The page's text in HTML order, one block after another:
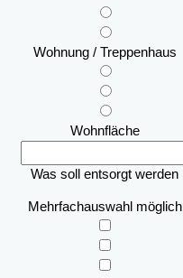
Wohnung / Treppenhaus
Wohnfläche
Was soll entsorgt werden
Mehrfachauswahl möglich